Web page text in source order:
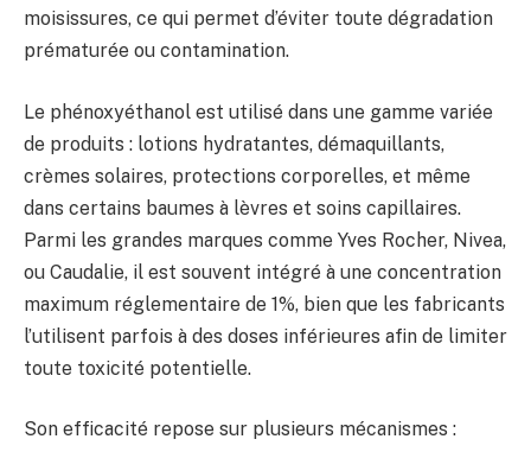
moisissures, ce qui permet d’éviter toute dégradation
prématurée ou contamination.
Le phénoxyéthanol est utilisé dans une gamme variée
de produits : lotions hydratantes, démaquillants,
crèmes solaires, protections corporelles, et même
dans certains baumes à lèvres et soins capillaires.
Parmi les grandes marques comme Yves Rocher, Nivea,
ou Caudalie, il est souvent intégré à une concentration
maximum réglementaire de 1%, bien que les fabricants
l’utilisent parfois à des doses inférieures afin de limiter
toute toxicité potentielle.
Son efficacité repose sur plusieurs mécanismes :